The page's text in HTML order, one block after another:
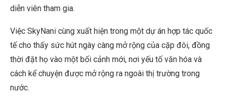
diễn viên tham gia.
Việc SkyNani cùng xuất hiện trong một dự án hợp tác quốc
tế cho thấy sức hút ngày càng mở rộng của cặp đôi, đồng
thời đặt họ vào một bối cảnh mới, nơi yếu tố văn hóa và
cách kể chuyện được mở rộng ra ngoài thị trường trong
nước.